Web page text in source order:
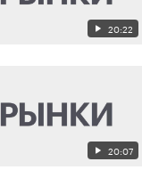
20:22
20:07